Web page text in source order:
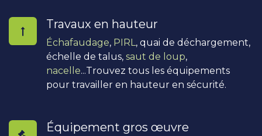
Travaux en hauteur
Échafaudage, PIRL , quai de déchargement,
échelle de talus, saut de loup,
nacelle...Trouvez tous les équipements
pour travailler en hauteur en sécurité.
Équipement gros œuvre